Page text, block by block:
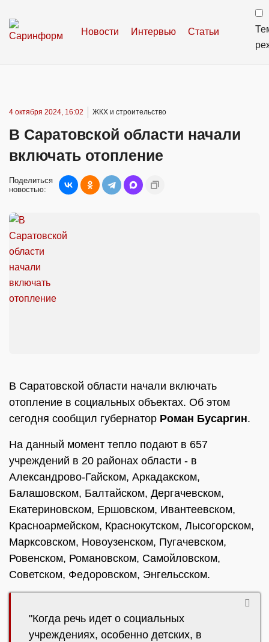
Новости Интервью Статьи
4 октября 2024, 16:02 ЖКХ и строительство
В Саратовской области начали
включать отопление
Поделиться
новостью:
В Саратовской области начали включать
отопление в социальных объектах. Об этом
сегодня сообщил губернатор Роман Бусаргин.
На данный момент тепло подают в 657
учреждений в 20 районах области - в
Александрово-Гайском, Аркадакском,
Балашовском, Балтайском, Дергачевском,
Екатериновском, Ершовском, Ивантеевском,
Красноармейском, Краснокутском, Лысогорском,
Марксовском, Новоузенском, Пугачевском,
Ровенском, Романовском, Самойловском,
Советском, Федоровском, Энгельсском.
"Когда речь идет о социальных
учреждениях, особенно детских, в